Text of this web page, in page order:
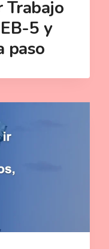
Trabajo
5 y
paso